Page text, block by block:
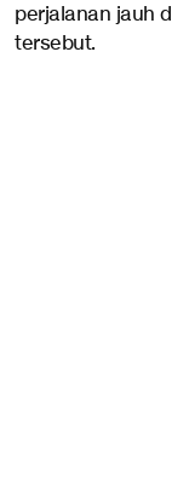
perjalanan jauh
tersebut.